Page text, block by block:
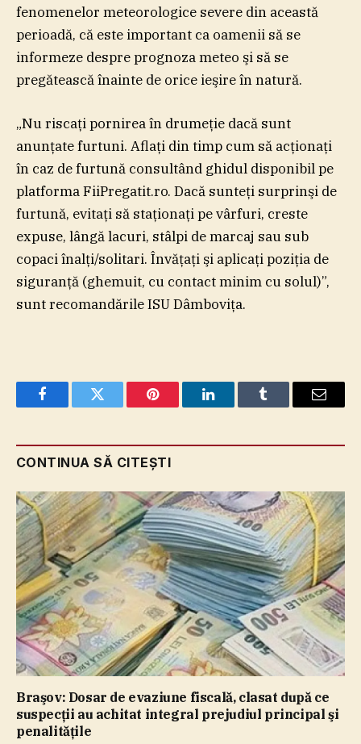
fenomenelor meteorologice severe din această
perioadă, că este important ca oamenii să se
informeze despre prognoza meteo şi să se
pregătească înainte de orice ieşire în natură.
„Nu riscaţi pornirea în drumeţie dacă sunt
anunţate furtuni. Aflaţi din timp cum să acţionaţi
în caz de furtună consultând ghidul disponibil pe
platforma FiiPregatit.ro. Dacă sunteţi surprinşi de
furtună, evitaţi să staţionaţi pe vârfuri, creste
expuse, lângă lacuri, stâlpi de marcaj sau sub
copaci înalţi/solitari. Învăţaţi şi aplicaţi poziţia de
siguranţă (ghemuit, cu contact minim cu solul)”,
sunt recomandările ISU Dâmboviţa.
FacebookTwitter Pinterest LinkedInTumblr Email
CONTINUA SĂ CITEȘTI
Braşov: Dosar de evaziune fiscală, clasat după ce
suspecţii au achitat integral prejudiul principal şi
penalităţile